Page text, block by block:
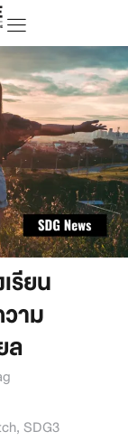
รียน
าม
ล
, SDG3